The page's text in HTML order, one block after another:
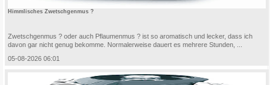
Himmlisches Zwetschgenmus ?
Zwetschgenmus ? oder auch Pflaumenmus ? ist so aromatisch und lecker, dass ich
davon gar nicht genug bekomme. Normalerweise dauert es mehrere Stunden, ...
05-08-2026 06:01